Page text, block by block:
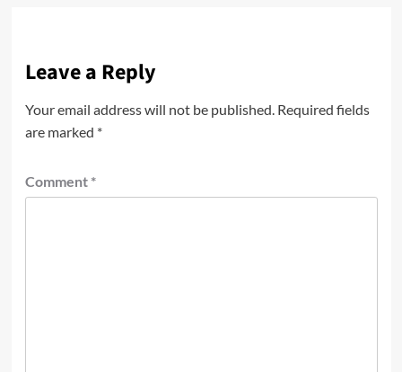
Leave a Reply
Your email address will not be published. Required fields
are marked *
Comment *